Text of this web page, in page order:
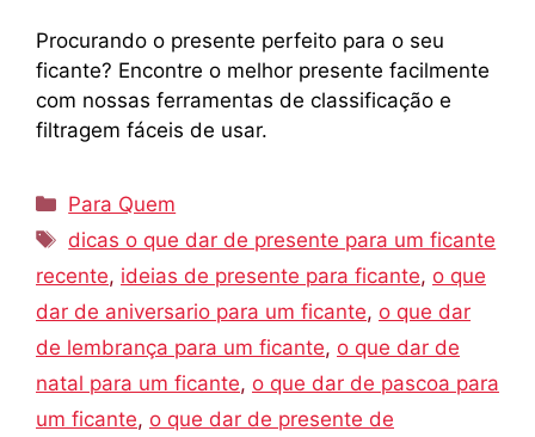
Procurando o presente perfeito para o seu
ficante? Encontre o melhor presente facilmente
com nossas ferramentas de classificação e
filtragem fáceis de usar.
Categorias
Para Quem
Tags
dicas o que dar de presente para um ficante
recente, ideias de presente para ficante, o que
dar de aniversario para um ficante, o que dar
de lembrança para um ficante, o que dar de
natal para um ficante, o que dar de pascoa para
um ficante, o que dar de presente de